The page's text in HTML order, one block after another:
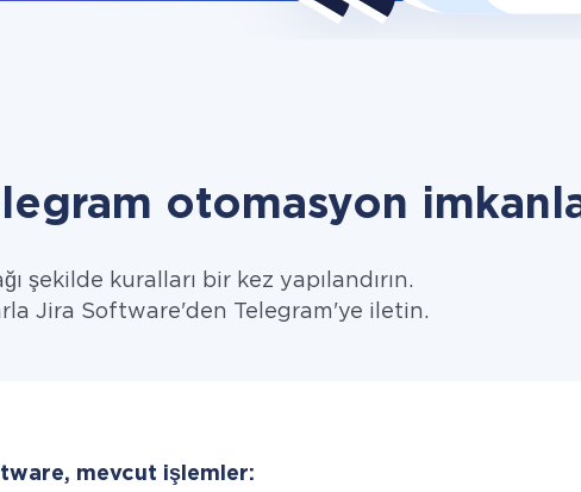
otomasyon
şekilde kuralları bir kez yapılandırın.
Jira Software'den Telegram'ye iletin.
mevcut işlemler: